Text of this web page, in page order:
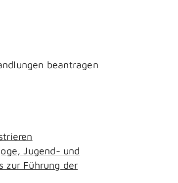
beantragen
Jugend- und
zur Führung der